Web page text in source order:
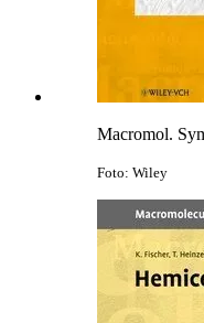
Macromol.
Foto: Wiley